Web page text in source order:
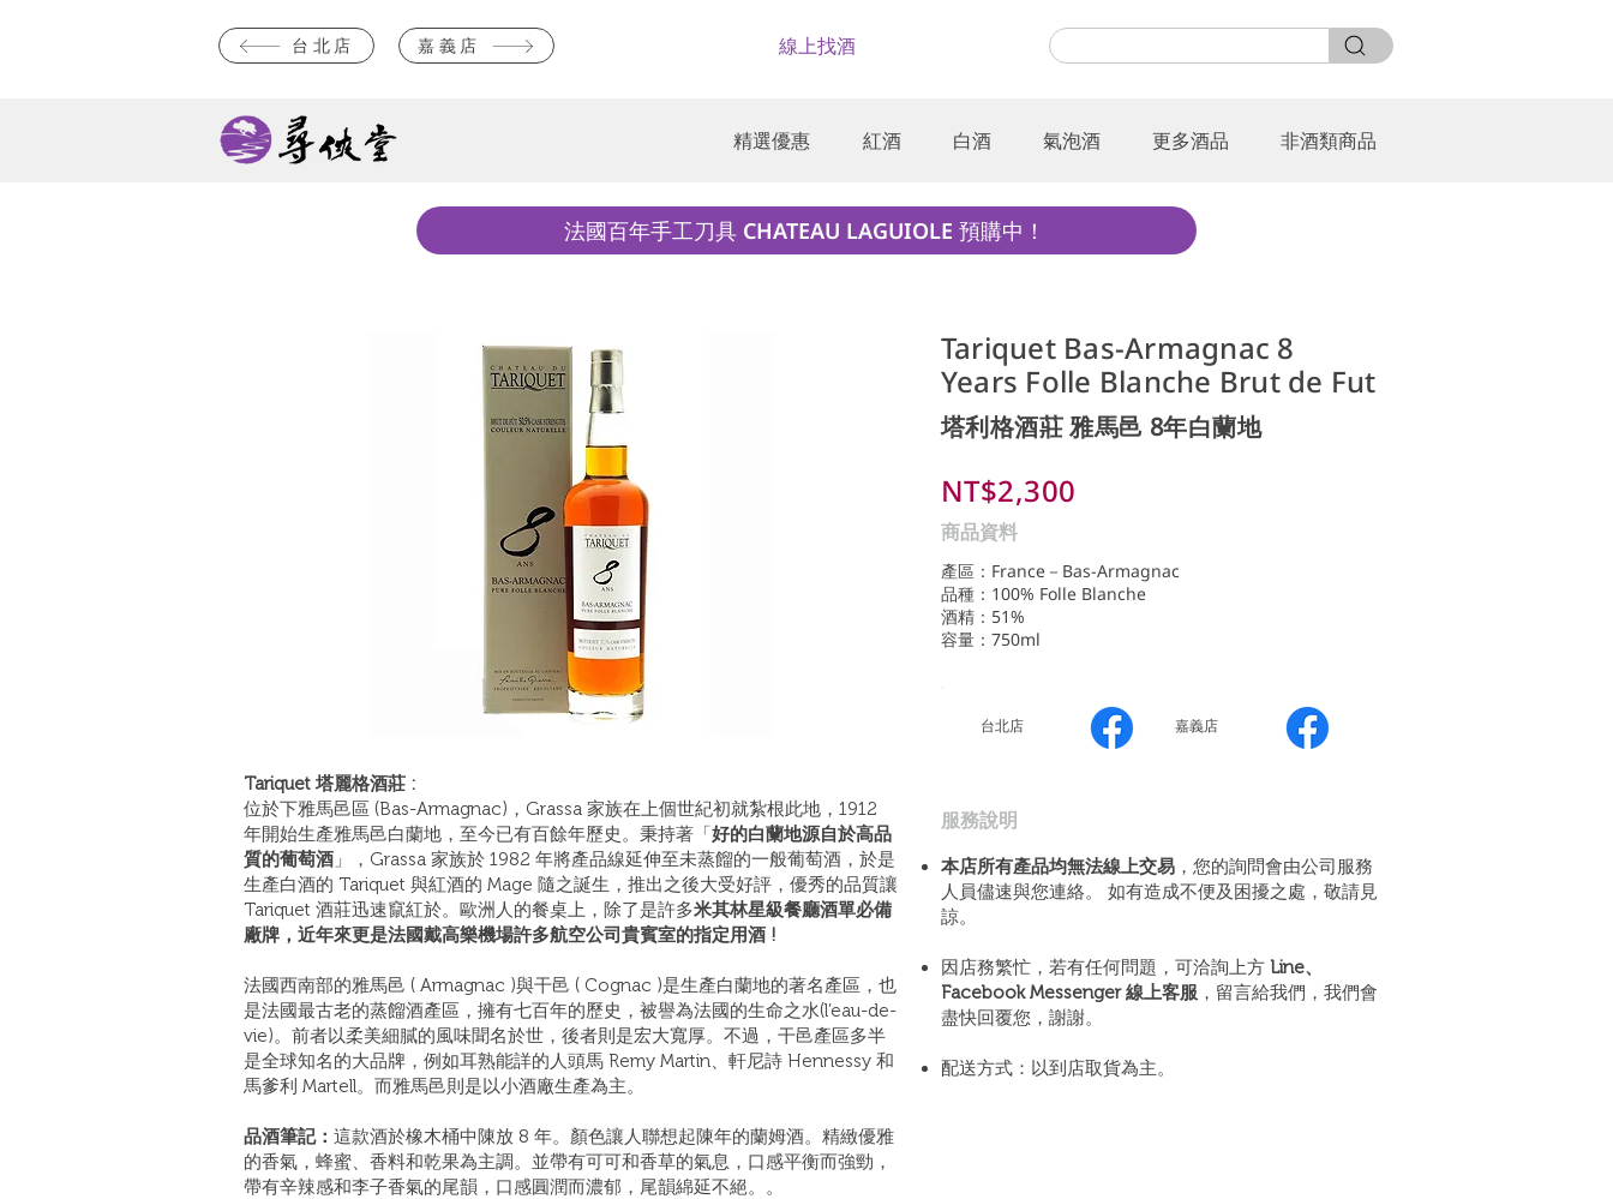
台北店 嘉義店 線上找酒
精選優惠 紅酒 白酒 氣泡酒 更多酒品 非酒類商品
法國百年手工刀具 CHATEAU LAGUIOLE 預購中！
Tariquet 塔麗格酒莊 :
位於下雅馬邑區 (Bas-Armagnac)，Grassa 家族在上個世紀初就紮根此地，1912
年開始生產雅馬邑白蘭地，至今已有百餘年歷史。秉持著「好的白蘭地源自於高品
質的葡萄酒 」，Grassa 家族於 1982 年將產品線延伸至未蒸餾的一般葡萄酒，於是
生產白酒的 Tariquet 與紅酒的 Mage 隨之誕生，推出之後大受好評，優秀的品質讓
Tariquet 酒莊迅速竄紅於。歐洲人的餐桌上，除了是許多米其林星級餐廳酒單必備
廠牌，近年來更是法國戴高樂機場許多航空公司貴賓室的指定用酒 !
法國西南部的雅馬邑 ( Armagnac )與干邑 ( Cognac )是生產白蘭地的著名產區，也
是法國最古老的蒸餾酒產區，擁有七百年的歷史，被譽為法國的生命之水(l’eau-de-
vie)。前者以柔美細膩的風味聞名於世，後者則是宏大寬厚。不過，干邑產區多半
是全球知名的大品牌，例如耳熟能詳的人頭馬 Remy Martin、軒尼詩 Hennessy 和
馬爹利 Martell。而雅馬邑則是以小酒廠生產為主。
品酒筆記： 這款酒於橡木桶中陳放 8 年。顏色讓人聯想起陳年的蘭姆酒。精緻優雅
的香氣，蜂蜜、香料和乾果為主調。並帶有可可和香草的氣息，口感平衡而強勁，
帶有辛辣感和李子香氣的尾韻，口感圓潤而濃郁，尾韻綿延不絕。。
Tariquet Bas-Armagnac 8
Years Folle Blanche Brut de Fut
塔利格酒莊 雅馬邑 8年白蘭地
NT$2,300
商品資料
產區：France－Bas-Armagnac
品種：100% Folle Blanche
酒精：51%
容量：750ml
​台北店 嘉義店
​服務說明
本店所有產品均無法線上交易 ，您的詢問會由公司服務
人員儘速與您連絡。 如有造成不便及困擾之處，敬請見
諒。
因店務繁忙，若有任何問題，可洽詢上方 Line、
Facebook Messenger 線上客服 ，留言給我們，我們會
盡快回覆您，謝謝。
配送方式：以到店取貨為主。